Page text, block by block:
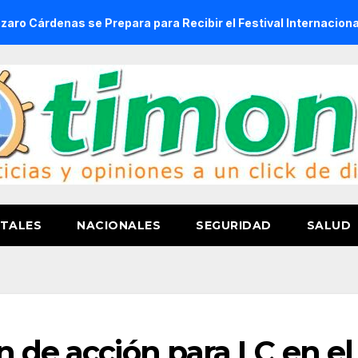
se Prepara para Recibir el Festival Internacional de la
NACIONALES SEGURIDAD SALUD